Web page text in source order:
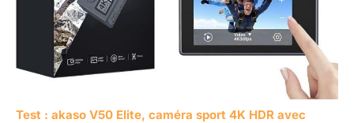
Test : akaso V50 Elite, caméra sport 4K HDR avec